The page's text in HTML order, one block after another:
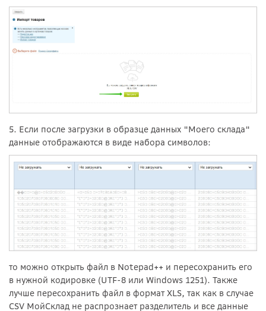
5. Если после загрузки в образце данных "Моего склада"
данные отображаются в виде набора символов:
то можно открыть файл в Notepad++ и пересохранить его
в нужной кодировке (UTF-8 или Windows 1251). Также
лучше пересохранить файл в формат XLS, так как в случае
CSV МойСклад не распрознает разделитель и все данные